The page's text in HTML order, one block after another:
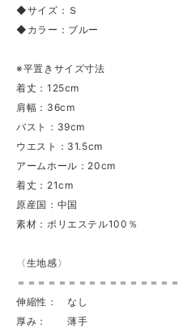
◆サイズ：Ｓ
◆カラー：ブルー
※平置きサイズ寸法
着丈：125cm
肩幅：36cm
バスト：39cm
ウエスト：31.5cm
アームホール：20cm
着丈：21cm
原産国：中国
素材：ポリエステル100％
〈生地感〉
＝＝＝＝＝＝＝＝＝＝＝＝＝＝＝＝
伸縮性： なし
厚み： 薄手